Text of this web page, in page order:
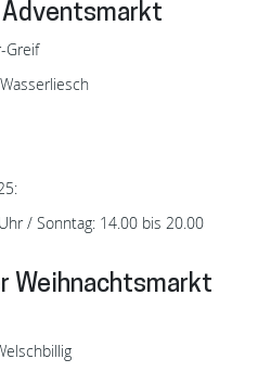
Greif
/ Sonntag: 14.00 bis 20.00
Weihnachtsmarkt